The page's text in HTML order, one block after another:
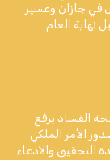
في جازان وعسير
نهاية العام
الفساد يرفع
الأمر الملكي
وحدة التحقيق والادعاء